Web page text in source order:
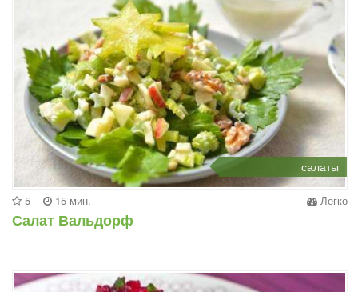
салаты
5 15 мин. Легко
Салат Вальдорф